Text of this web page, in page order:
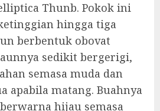
Thunb. Pokok ini
hingga tiga
berbentuk obovat
sedikit bergerigi,
semasa muda dan
apabila matang. Buahnya
hijau semasa